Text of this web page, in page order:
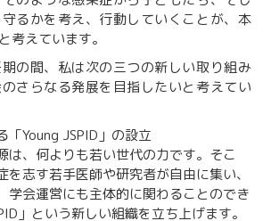
るかを考え、行動していくことが、本
考えています。
の間、私は次の三つの新しい取り組み
さらなる発展を目指したいと考えてい
「Young JSPID」の設立
は、何よりも若い世代の力です。そこ
を志す若手医師や研究者が自由に集い、
学会運営にも主体的に関わることのでき
」という新しい組織を立ち上げます。